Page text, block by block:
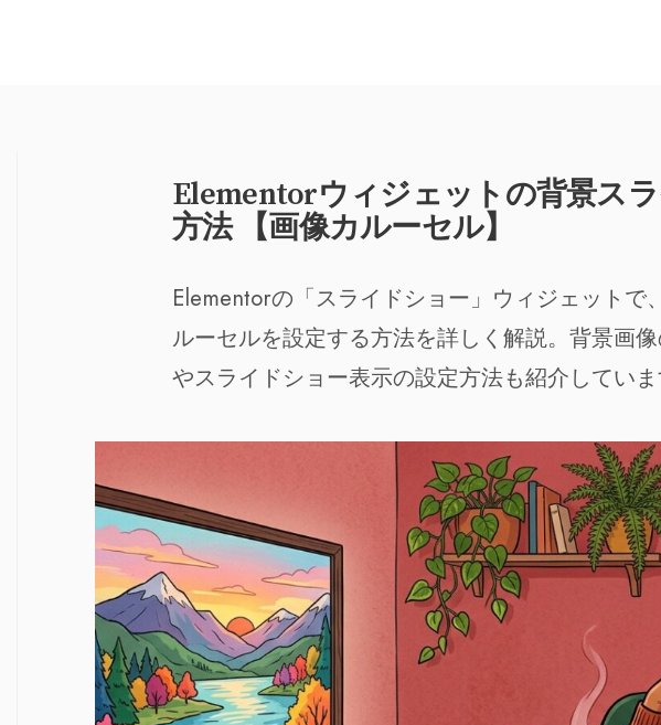
Elementorウィジェットの背景ス
方法 【画像カルーセル】
Elementorの「スライドショー」ウィジェットで
ルーセルを設定する方法を詳しく解説。背景画
やスライドショー表示の設定方法も紹介していま